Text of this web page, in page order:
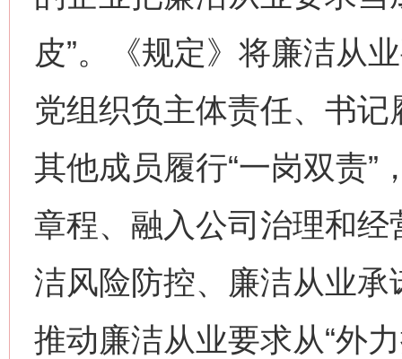
皮”。《规定》将廉洁从
党组织负主体责任、书
其他成员履行“一岗双责”
章程、融入公司治理和
洁风险防控、廉洁从业
推动廉洁从业要求从“外